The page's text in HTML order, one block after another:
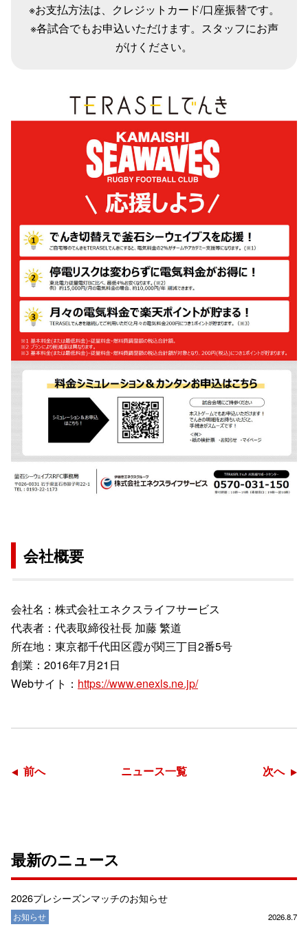
※お支払方法は、クレジットカード/口座振替です。
※各試合でもお申込いただけます。スタッフにお声
がけください。
会社概要
会社名：株式会社エネクスライフサービス
代表者：代表取締役社長 加藤 繁道
所在地：東京都千代田区霞が関三丁目2番5号
創業：2016年7月21日
Webサイト： https://www.enexls.ne.jp/
前へ ニュース一覧 次へ
最新のニュース
2026プレシーズンマッチのお知らせ
お知らせ 2026.8.7